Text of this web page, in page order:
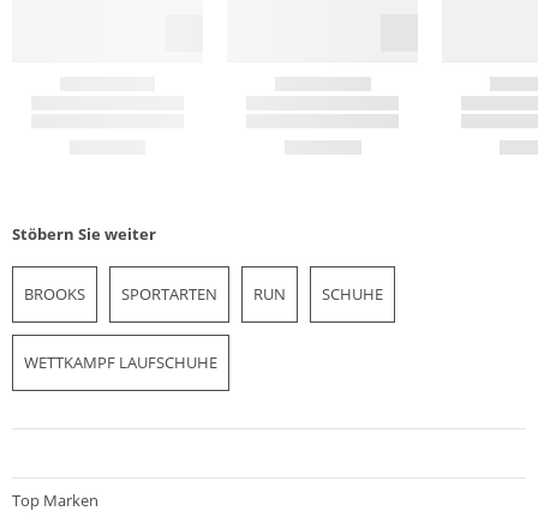
Stöbern Sie weiter
BROOKS SPORTARTEN RUN SCHUHE
WETTKAMPF LAUFSCHUHE
Top Marken